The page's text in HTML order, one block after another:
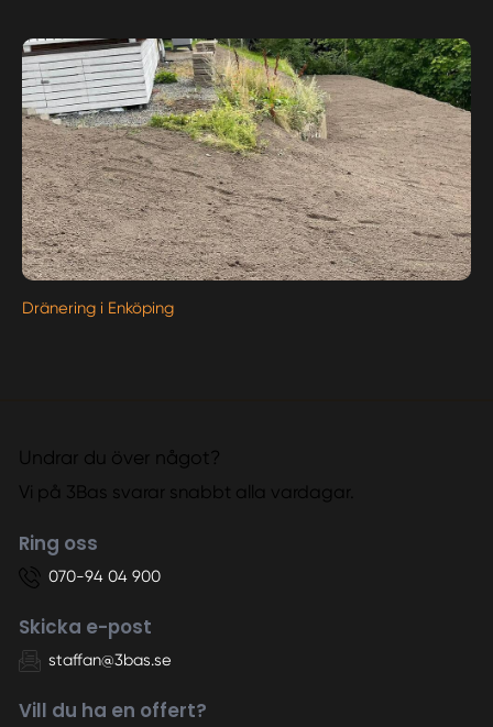
Dränering i Enköping
Undrar du över något?
Vi på 3Bas svarar snabbt alla vardagar.
Ring oss
070-94 04 900
Skicka e-post
staffan@3bas.se
Vill du ha en offert?